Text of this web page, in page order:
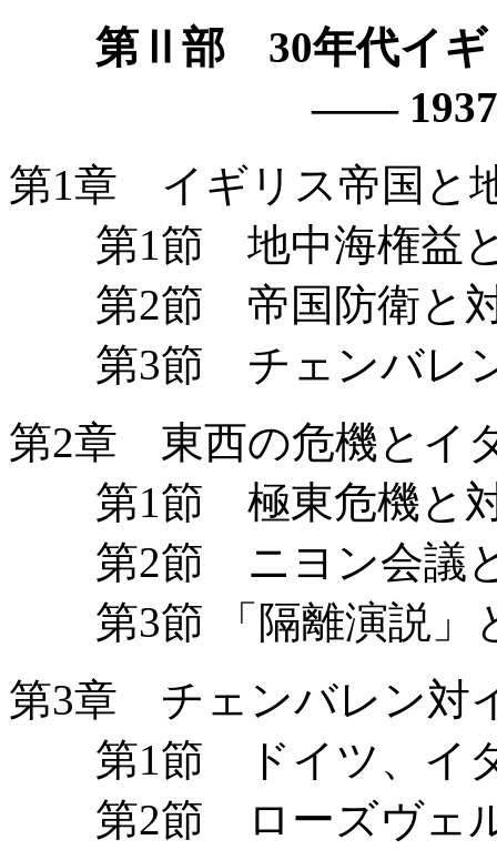
第Ⅱ部 30年代イギ
—— 1937
第1章 イギリス帝国と
第1節 地中海権益と
第2節 帝国防衛と対
第3節 チェンバレン
第2章 東西の危機とイ
第1節 極東危機と対
第2節 ニヨン会議と
第3節 「隔離演説」
第3章 チェンバレン対
第1節 ドイツ、イタ
第2節 ローズヴェル